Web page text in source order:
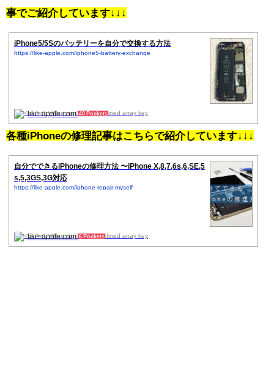
事でご紹介しています↓↓↓
iPhone5/5Sのバッテリーを自分で交換する方法
https://like-apple.com/iphone5-battery-exchange
like-apple.com 40 Pockets
各種iPhoneの修理記事はこちらで紹介しています↓↓↓
自分でできるiPhoneの修理方法 〜iPhone X,8,7,6s,6,SE,5
s,5,3GS,3G対応
https://like-apple.com/iphone-repair-myself
like-apple.com 6 Pockets